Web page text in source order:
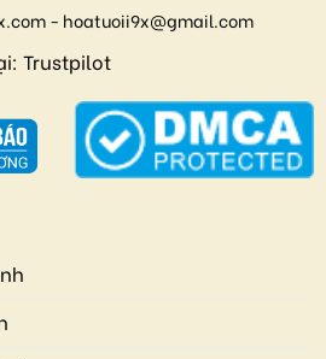
- hoatuoii9x@gmail.com
Trustpilot